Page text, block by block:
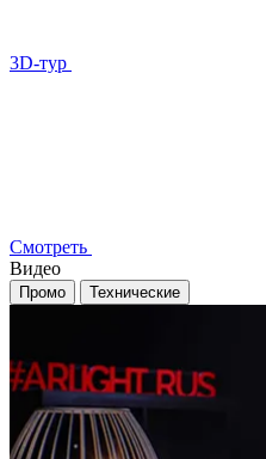
3D-тур
Смотреть
Видео
Промо Технические